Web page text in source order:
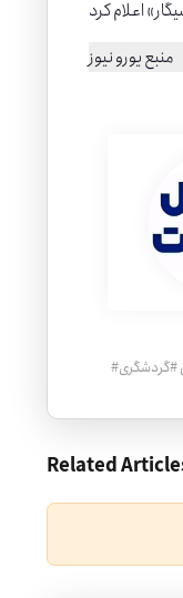
منبع یورو نیوز
# #گردشگری
Related